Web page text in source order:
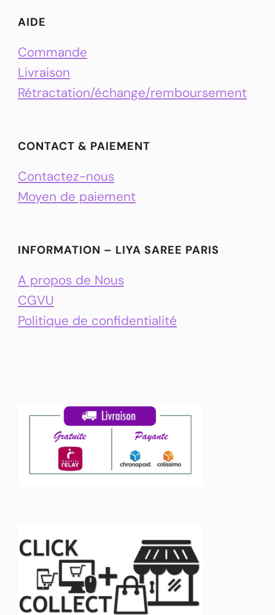
AIDE
Commande
Livraison
Rétractation/échange/remboursement
CONTACT & PAIEMENT
Contactez-nous
Moyen de paiement
INFORMATION – LIYA SAREE PARIS
A propos de Nous
CGVU
Politique de confidentialité